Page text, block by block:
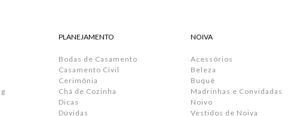
PLANEJAMENTO
Bodas de Casamento
Casamento Civil
Cerimônia
Chá de Cozinha
Dicas
Dúvidas
NOIVA
Acessórios
Beleza
Buquê
Madrinhas e Convidadas
Noivo
Vestidos de Noiva